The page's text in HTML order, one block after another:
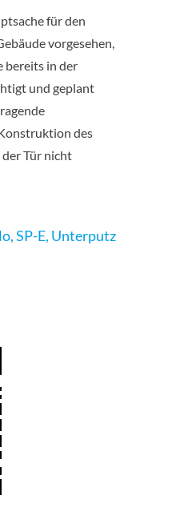
für den
vorgesehen,
bereits in der
und geplant
des
der Tür nicht
,SP-E, Unterputz